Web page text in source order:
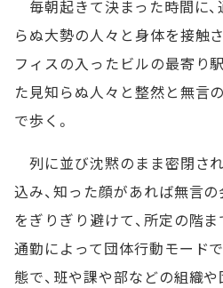
毎朝起きて決まった時間に、
らぬ大勢の人々と身体を接触
フィスの入ったビルの最寄り
た見知らぬ人々と整然と無言
で歩く。
列に並び沈黙のまま密閉さ
込み、知った顔があれば無言
をぎりぎり避けて、所定の階
通勤によって団体行動モード
態で、班や課や部などの組織